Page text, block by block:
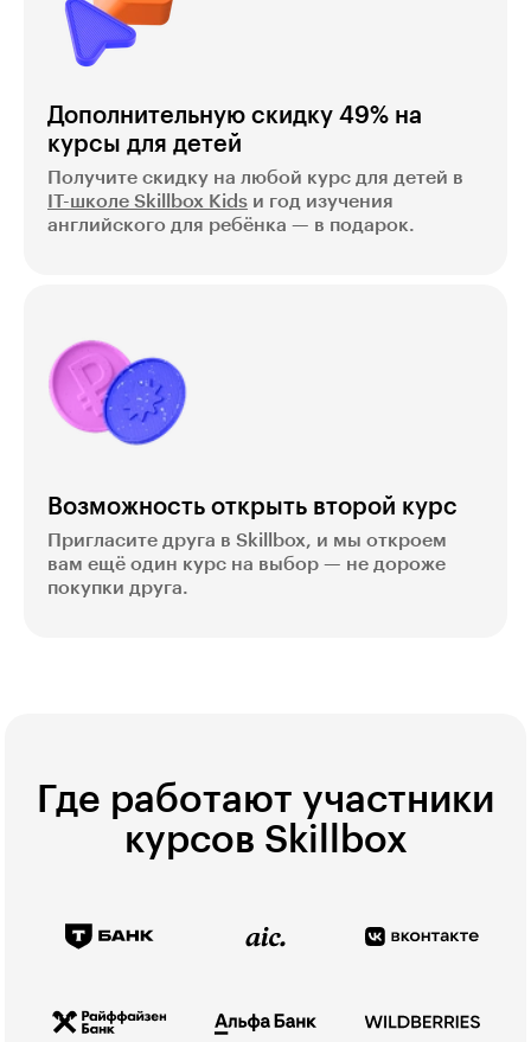
Дополнительную скидку 49% на
курсы для детей
Получите скидку на любой курс для детей в
IT-школе Skillbox Kids и год изучения
английского для ребёнка — в подарок.
Возможность открыть второй курс
Пригласите друга в Skillbox, и мы откроем
вам ещё один курс на выбор — не дороже
покупки друга.
Где работают участники
курсов Skillbox